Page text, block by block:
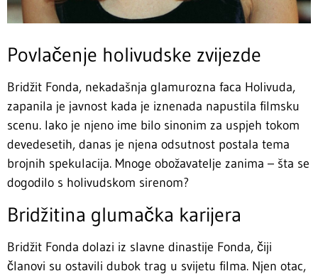
Povlačenje holivudske zvijezde
Bridžit Fonda, nekadašnja glamurozna faca Holivuda,
zapanila je javnost kada je iznenada napustila filmsku
scenu. Iako je njeno ime bilo sinonim za uspjeh tokom
devedesetih, danas je njena odsutnost postala tema
brojnih spekulacija. Mnoge obožavatelje zanima – šta se
dogodilo s holivudskom sirenom?
Bridžitina glumačka karijera
Bridžit Fonda dolazi iz slavne dinastije Fonda, čiji
članovi su ostavili dubok trag u svijetu filma. Njen otac,